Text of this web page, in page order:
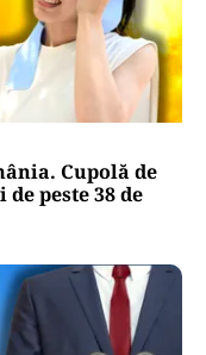
Cupolă de
peste 38 de